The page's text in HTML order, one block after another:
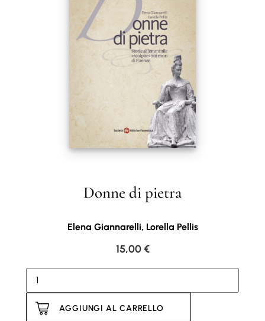
Donne di pietra
Elena Giannarelli, Lorella Pellis
15,00€
AGGIUNGI AL CARRELLO